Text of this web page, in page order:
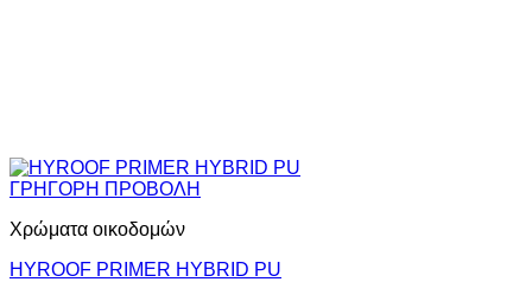
ΓΡΗΓΟΡΗ ΠΡΟΒΟΛΗ
Χρώματα οικοδομών
HYROOF PRIMER HYBRID PU